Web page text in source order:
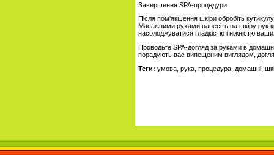
Завершення SPA-процедури
Після пом'якшення шкіри обробіть
Масажними рухами нанесіть на шкіру рук
насолоджуватися гладкістю і ніжністю
Проводьте SPA-догляд за руками в
порадують вас випещеним виглядом,
Теги: умова, рука, процедура, домашні,